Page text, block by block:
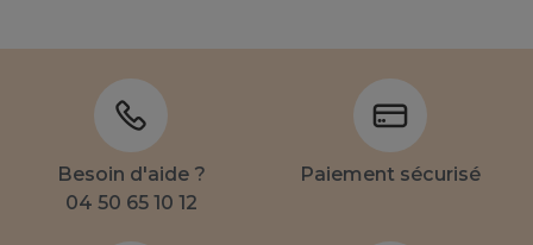
Besoin d'aide ?
04 50 65 10 12
Paiement sécurisé